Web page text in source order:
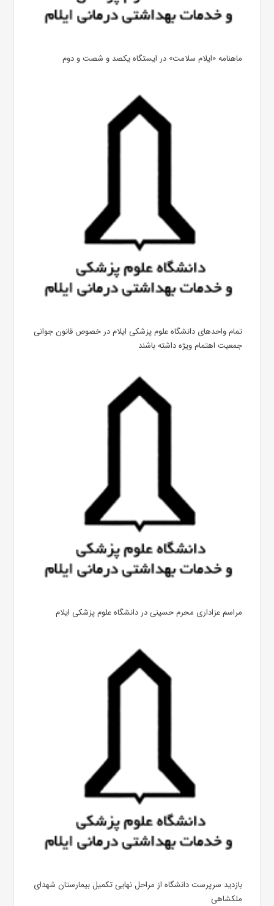
ماهنامه «ایلام سلامت» در ایستگاه یکصد و شصت و دوم
تمام واحدهای دانشگاه علوم پزشکی ایلام در خصوص قانون جوانی
جمعیت اهتمام ویژه داشته باشند
مراسم عزاداری محرم حسینی در دانشگاه علوم پزشکی ایلام
بازدید سرپرست دانشگاه از مراحل نهایی تکمیل بیمارستان شهدای
ملکشاهی